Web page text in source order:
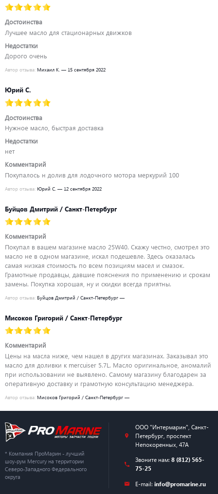
Достоинства
Лучшее масло для стационарных движков
Недостатки
Дорого очень
Автор отзыва: Михаил К. — 15 сентября 2022
Юрий С.
Достоинства
Нужное масло, быстрая доставка
Недостатки
нет
Комментарий
Покупалось н долив для лодочного мотора меркурий 100
Автор отзыва: Юрий С. — 12 сентября 2022
Буйцов Дмитрий / Санкт-Петербург
Комментарий
Покупал в вашем магазине масло 25W40. Скажу честно, смотрел это
масло не в одном магазине, искал подешевле. Здесь оказалась
самая низкая стоимость по всем позициям масел и смазок.
Грамотные продавцы, давшие пояснения по применению и срокам
замены. Покупка хорошая, ну и скидки всегда приятны.
Автор отзыва: Буйцов Дмитрий / Санкт-Петербург —
Мисоков Григорий / Санкт-Петербург
Комментарий
Цены на масла ниже, чем нашел в других магазинах. Заказывал это
масло для доливки к mercuiser 5.7L. Масло оригинальное, аномалий
при использовании не выявлено. Самому магазину благодарен за
оперативную доставку и грамотную консультацию менеджера.
Автор отзыва: Мисоков Григорий / Санкт-Петербург —
* Компания ПроМарин - лучший
шоу-рум Mercury на территории
Северо-Западного Федерального
округа
ООО "Интермарин" Санкт-
Петербург, проспект
Непокоренных, 47А
Звоните нам: 8 (812) 565-
75-25
E-mail: info@promarine.ru